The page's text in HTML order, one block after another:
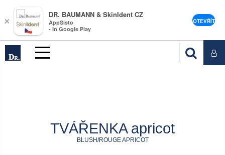
TVÁŘENKA apricot
BLUSH/ROUGE APRICOT
×
DR. BAUMANN & SkinIdent CZ
AppSisto
- In Google Play
OTEVŘÍT